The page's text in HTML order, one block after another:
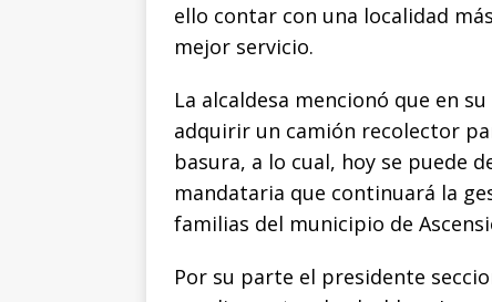
ello contar con una localidad
mejor servicio.
La alcaldesa mencionó que en
adquirir un camión recolector
basura, a lo cual, hoy se puede
mandataria que continuará la
familias del municipio de
Por su parte el presidente